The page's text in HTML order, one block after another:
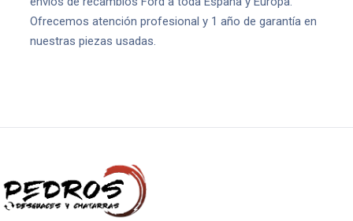
Ofrecemos atención profesional y 1 año de garantía en
nuestras piezas usadas.